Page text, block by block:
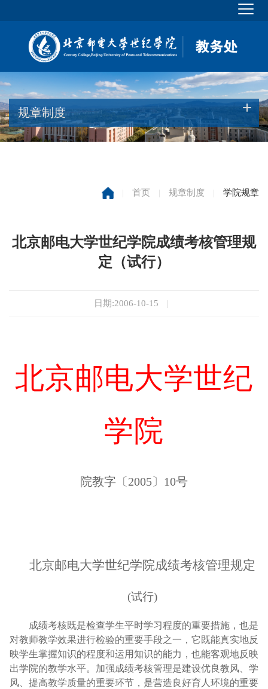
规章制度
| 首页 | 规章制度 | 学院规章
北京邮电大学世纪学院成绩考核管理规
定（试行）
日期:2006-10-15 |
北京邮电大学世纪
学院
院教字〔2005〕10号
北京邮电大学世纪学院成绩考核管理规定
(试行)
成绩考核既是检查学生平时学习程度的重要措施，也是
对教师教学效果进行检验的重要手段之一，它既能真实地反
映学生掌握知识的程度和运用知识的能力，也能客观地反映
出学院的教学水平。加强成绩考核管理是建设优良教风、学
风、提高教学质量的重要环节，是营造良好育人环境的重要